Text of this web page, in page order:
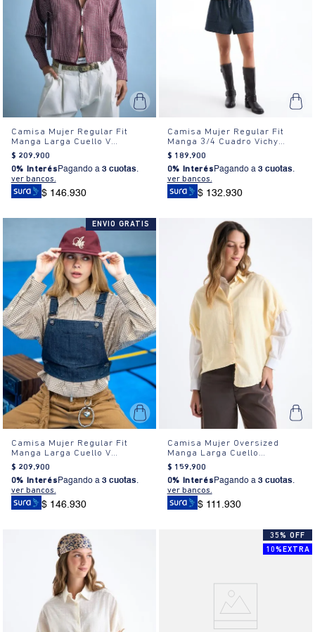
Camisa Mujer Regular Fit
Manga Larga Cuello V
Algodón
$ 209.900
0% Interés Pagando a 3 cuotas.
ver bancos.
$ 146.930
Camisa Mujer Regular Fit
Manga 3/4 Cuadro Vichy
Algodón
$ 189.900
0% Interés Pagando a 3 cuotas.
ver bancos.
$ 132.930
ENVIO GRATIS
Camisa Mujer Regular Fit
Manga Larga Cuello V
Algodón
$ 209.900
0% Interés Pagando a 3 cuotas.
ver bancos.
$ 146.930
Camisa Mujer Oversized
Manga Larga Cuello
Camisero Textura Blanca
$ 159.900
0% Interés Pagando a 3 cuotas.
ver bancos.
$ 111.930
35% OFF
10%EXTRA